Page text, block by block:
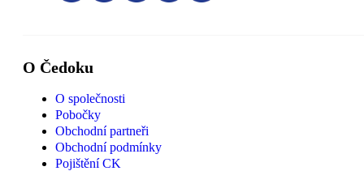
O Čedoku
O společnosti
Pobočky
Obchodní partneři
Obchodní podmínky
Pojištění CK